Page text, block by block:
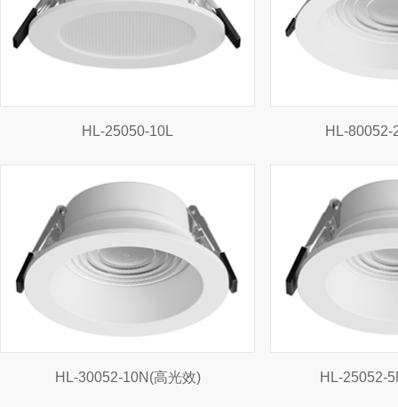
HL-25050-10L HL-80052-
HL-30052-10N(高光效) HL-25052-